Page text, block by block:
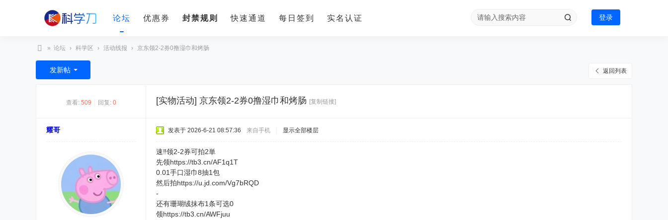
论坛 优惠券 封禁规则 快速通道 每日签到 实名认证 登录
科
学
» 论坛 › 科学区 › 活动线报 › 京东领2-2券0撸湿巾和烤肠
返回列表
发新帖
查看: 509 回复: 0 [实物活动] 京东领2-2券0撸湿巾和烤肠 [复制链接]
耀哥 发表于 2026-6-21 08:57:36 来自手机 显示全部楼层
速‼领2-2券可拍2単
先领https://tb3.cn/AF1q1T
0.01手口湿巾8抽1包
然后拍https://u.jd.com/Vg7bRQD
-
还有珊瑚绒抹布1条可选0
领https://tb3.cn/AWFjuu